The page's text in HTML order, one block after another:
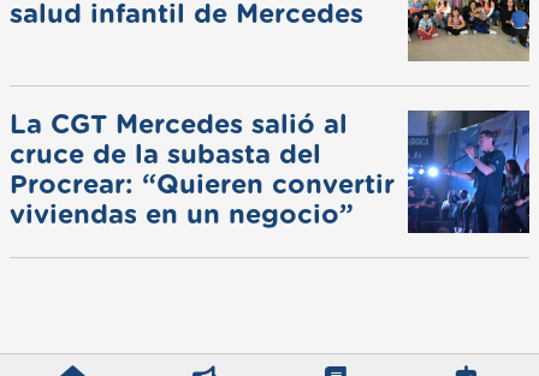
salud infantil de Mercedes
La CGT Mercedes salió al
cruce de la subasta del
Procrear: “Quieren convertir
viviendas en un negocio”